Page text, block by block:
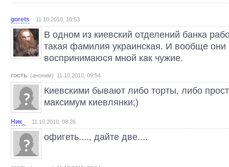
gorets 11.10.2010, 10:53
В одном из киевский отделений банка
такая фамилия украинская. И вообще они
воспринимаюся мной как чужие.
гость (аноним) 11.10.2010, 09:54
Киевскими бывают либо торты, либо
максимум киевлянки;)
Ник_ 11.10.2010, 08:26
офигеть...., дайте две....